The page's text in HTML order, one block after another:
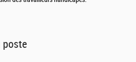
poste